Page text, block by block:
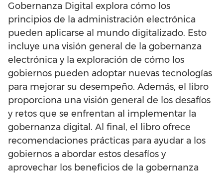
Gobernanza Digital explora cómo los
principios de la administración electrónica
pueden aplicarse al mundo digitalizado. Esto
incluye una visión general de la gobernanza
electrónica y la exploración de cómo los
gobiernos pueden adoptar nuevas tecnologías
para mejorar su desempeño. Además, el libro
proporciona una visión general de los desafíos
y retos que se enfrentan al implementar la
gobernanza digital. Al final, el libro ofrece
recomendaciones prácticas para ayudar a los
gobiernos a abordar estos desafíos y
aprovechar los beneficios de la gobernanza